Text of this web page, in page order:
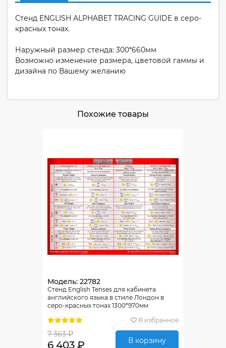
Стенд ENGLISH ALPHABET TRACING GUIDE в серо-
красных тонах.
Наружный размер стенда: 300*660мм
Возможно изменение размера, цветовой гаммы и
дизайна по Вашему желанию
Похожие товары
Модель: 22782
Стенд English Tenses для кабинета
английского языка в стиле Лондон в
серо-красных тонах 1300*970мм
В избранное
7 363 ₽
6 403 ₽ В корзину